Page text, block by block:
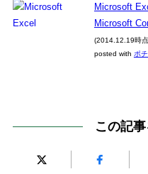
Microsoft
Microsoft
(2014.12.19時
posted with ポ
この記